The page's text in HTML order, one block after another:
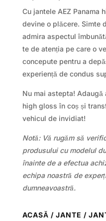
Cu jantele AEZ Panama
devine o plăcere. Simte
admira aspectul
te de atenția pe care o
concepute pentru a
experiență de condus
Nu mai astepta! Adaugă
high gloss în coș și
vehicul de invidiat!
Notă: Vă rugăm să
produsului cu modelul
înainte de a efectua
echipa noastră de
dumneavoastră.
ACASĂ / JANTE /